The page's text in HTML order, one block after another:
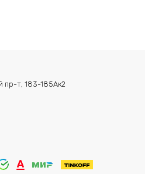
пр-т, 183-185Ак2